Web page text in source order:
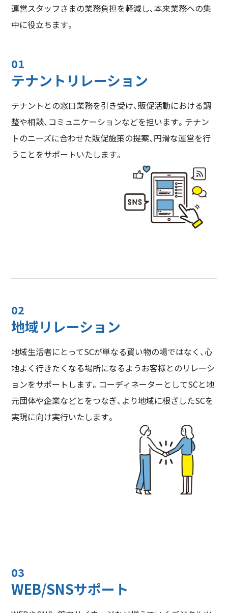
運営スタッフさまの業務負担を軽減し、本来業務への集
中に役立ちます。
01
テナントリレーション
テナントとの窓口業務を引き受け、販促活動における調
整や相談、コミュニケーションなどを担います。テナン
トのニーズに合わせた販促施策の提案、円滑な運営を行
うことをサポートいたします。
02
地域リレーション
地域生活者にとってSCが単なる買い物の場ではなく、心
地よく行きたくなる場所になるようお客様とのリレーシ
ョンをサポートします。コーディネーターとしてSCと地
元団体や企業などとをつなぎ、より地域に根ざしたSCを
実現に向け実行いたします。
03
WEB/SNSサポート